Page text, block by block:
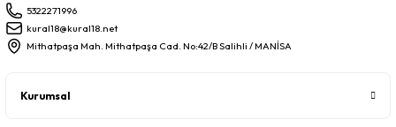
5322271996
kural18@kural18.net
Mithatpaşa Mah. Mithatpaşa Cad. No:42/B Salihli / MANİSA
Kurumsal